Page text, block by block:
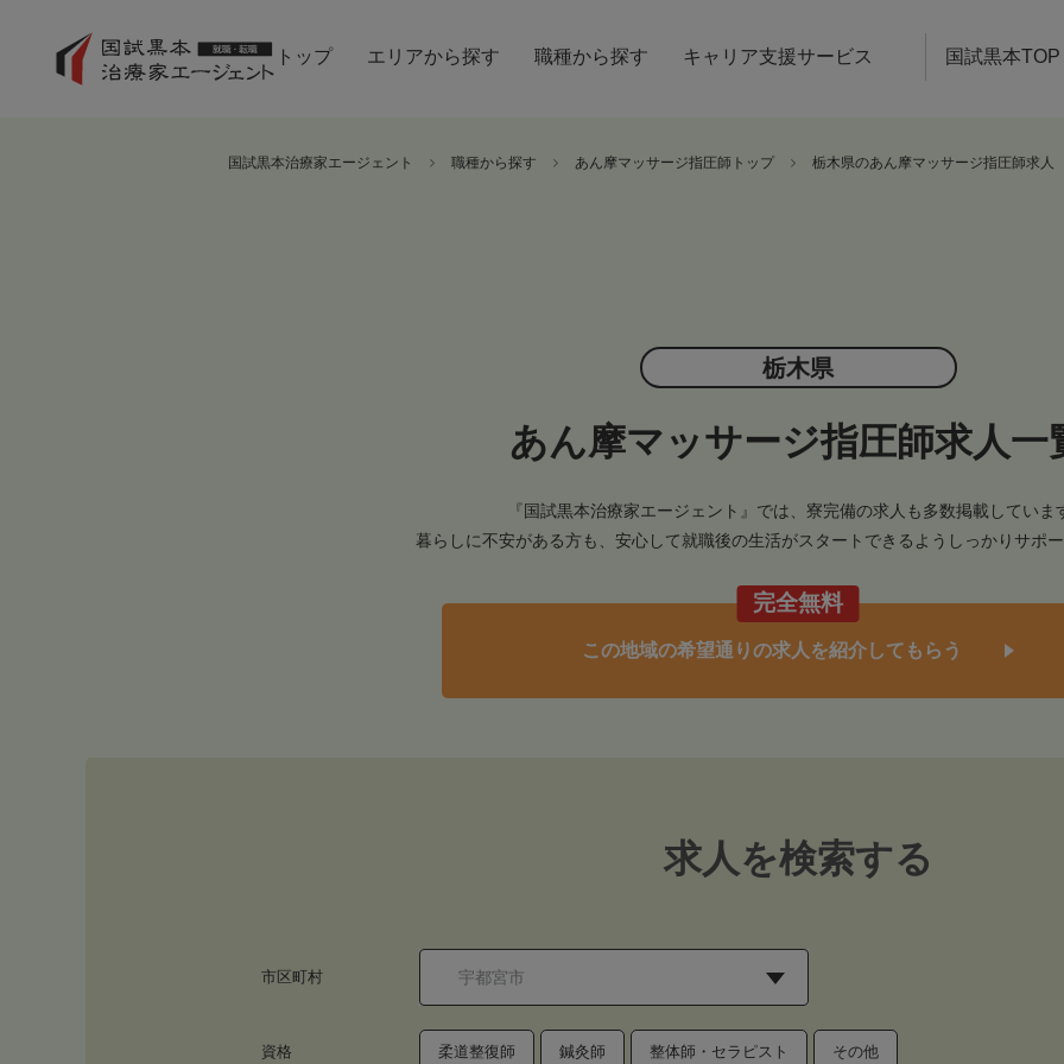
トップ エリアから探す 職種から探す キャリア支援サービス 国試黒本TOP
国試黒本治療家エージェント 職種から探す あん摩マッサージ指圧師トップ 栃木県のあん摩マッサージ指圧師求人
栃木県
あん摩マッサージ指圧師求人一
『国試黒本治療家エージェント』では、寮完備の求人も多数掲載していま
暮らしに不安がある方も、安心して就職後の生活がスタートできるようしっかりサポー
完全無料
この地域の希望通りの求人を紹介してもらう
求人を検索する
市区町村
資格 柔道整復師 鍼灸師 整体師・セラピスト その他